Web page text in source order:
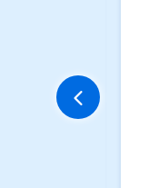
工資及
) - 工